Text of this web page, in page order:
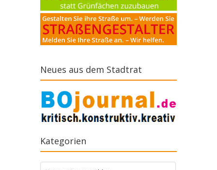
Neues aus dem Stadtrat
Kategorien